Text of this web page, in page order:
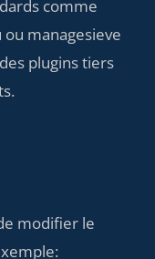
comme
managesieve
plugins tiers
modifier le